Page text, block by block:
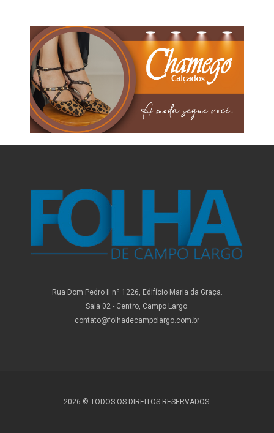
Rua Dom Pedro II nº 1226, Edifício Maria da Graça.
Sala 02 - Centro, Campo Largo.
contato@folhadecampolargo.com.br
2026 © TODOS OS DIREITOS RESERVADOS.